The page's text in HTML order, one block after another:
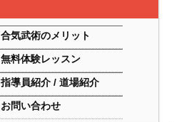
合気武術のメリット
無料体験レッスン
指導員紹介 / 道場紹介
お問い合わせ